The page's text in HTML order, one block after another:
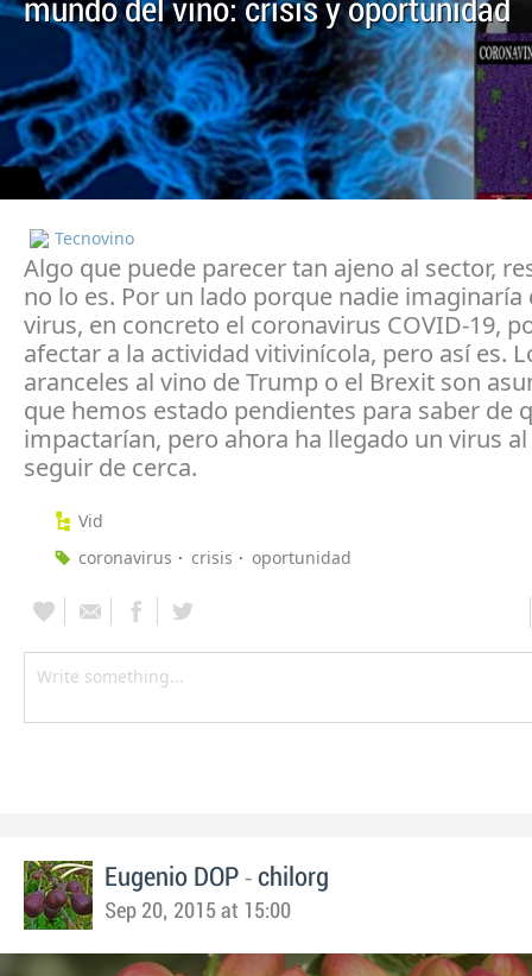
mundo del vino: crisis y oportunidad
Tecnovino
Algo que puede parecer tan ajeno al sector,
no lo es. Por un lado porque nadie imaginaría
virus, en concreto el coronavirus COVID-19,
afectar a la actividad vitivinícola, pero así es.
aranceles al vino de Trump o el Brexit son
que hemos estado pendientes para saber de
impactarían, pero ahora ha llegado un virus
seguir de cerca.
Vid
coronavirus
crisis oportunidad
Eugenio DOP - chilorg
Sep 20, 2015 at 15:00